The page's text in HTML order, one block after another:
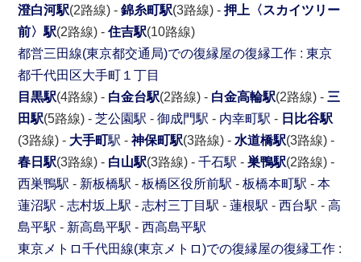
澄白河駅(2路線) -錦糸町駅(3路線) -押上〈スカイツリー
前〉駅(2路線) -住吉駅(10路線)
都営三田線(東京都交通局)での復縁屋の復縁工作 :東京
都千代田区大手町１丁目
目黒駅(4路線) - 白金台駅(2路線) - 白金高輪駅(2路線) - 三
田駅(5路線) -芝公園駅 -御成門駅 - 内幸町駅 - 日比谷駅
(3路線) - 大手町駅 -神保町駅(3路線) - 水道橋駅(3路線) -
春日駅(3路線) - 白山駅(3路線) -千石駅 -巣鴨駅(2路線) -
西巣鴨駅 - 新板橋駅 -板橋区役所前駅 -板橋本町駅 -本
蓮沼駅 -志村坂上駅 -志村三丁目駅 -蓮根駅 -西台駅 -高
島平駅 - 新高島平駅 -西高島平駅
東京メトロ千代田線(東京メトロ)での復縁屋の復縁工作 :